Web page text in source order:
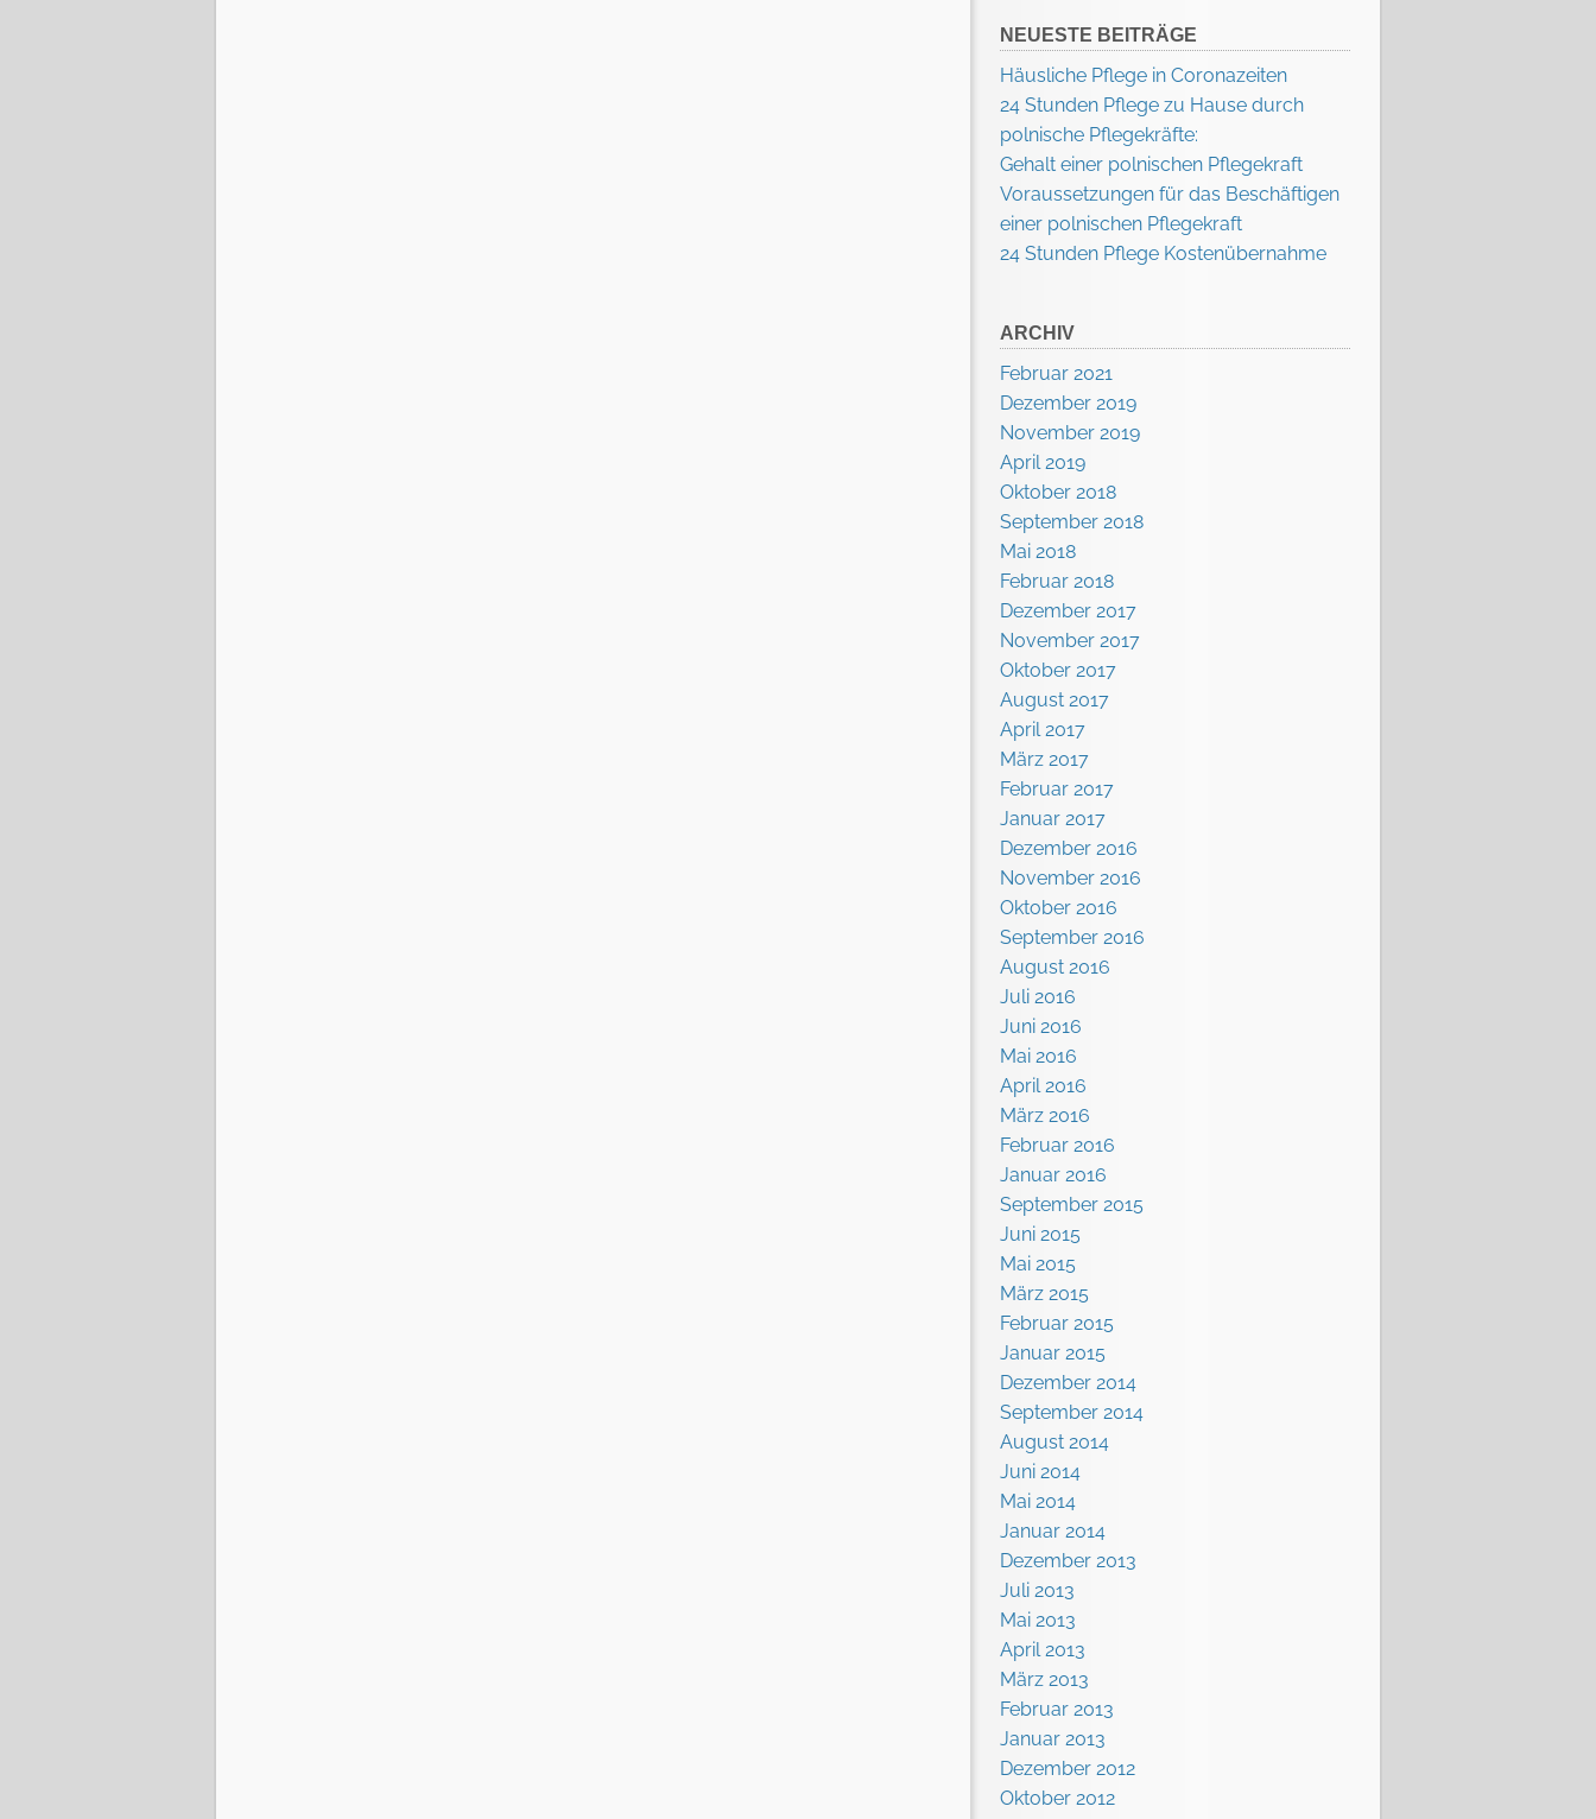
NEUESTE BEITRÄGE
Häusliche Pflege in Coronazeiten
24 Stunden Pflege zu Hause durch
polnische Pflegekräfte:
Gehalt einer polnischen Pflegekraft
Voraussetzungen für das Beschäftigen
einer polnischen Pflegekraft
24 Stunden Pflege Kostenübernahme
ARCHIV
Februar 2021
Dezember 2019
November 2019
April 2019
Oktober 2018
September 2018
Mai 2018
Februar 2018
Dezember 2017
November 2017
Oktober 2017
August 2017
April 2017
März 2017
Februar 2017
Januar 2017
Dezember 2016
November 2016
Oktober 2016
September 2016
August 2016
Juli 2016
Juni 2016
Mai 2016
April 2016
März 2016
Februar 2016
Januar 2016
September 2015
Juni 2015
Mai 2015
März 2015
Februar 2015
Januar 2015
Dezember 2014
September 2014
August 2014
Juni 2014
Mai 2014
Januar 2014
Dezember 2013
Juli 2013
Mai 2013
April 2013
März 2013
Februar 2013
Januar 2013
Dezember 2012
Oktober 2012